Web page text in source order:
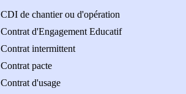
CDI de chantier ou d'opération
Contrat d'Engagement Educatif
Contrat intermittent
Contrat pacte
Contrat d'usage